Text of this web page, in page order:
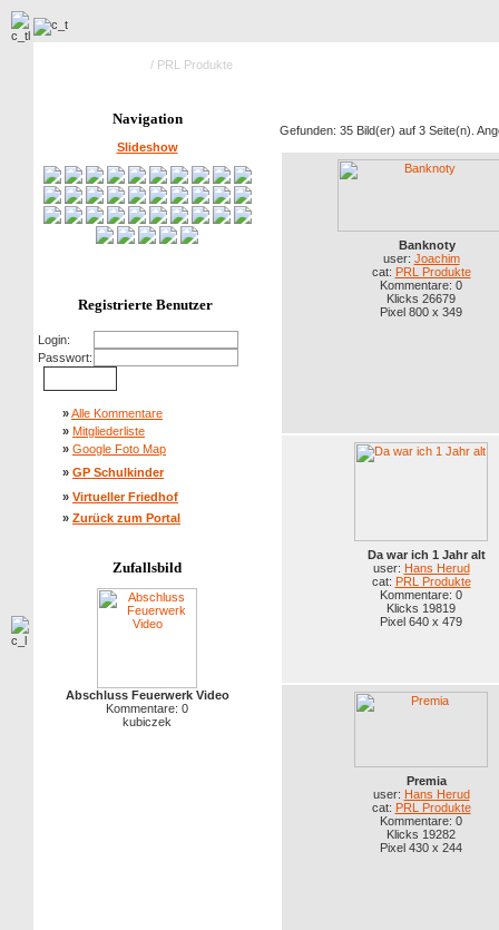
/ PRL Produkte
Navigation
Slideshow
Registrierte Benutzer
Login:
Passwort:
»Alle Kommentare
» Mitgliederliste
» Google Foto Map
» GP Schulkinder
» Virtueller Friedhof
» Zurück zum Portal
Zufallsbild
Abschluss Feuerwerk Video
Kommentare: 0
kubiczek
Gefunden: 35 Bild(er) auf 3 Seite(n).
Banknoty
user: Joachim
cat: PRL Produkte
Kommentare: 0
Klicks 26679
Pixel 800 x 349
Da war ich 1 Jahr alt
user: Hans Herud
cat: PRL Produkte
Kommentare: 0
Klicks 19819
Pixel 640 x 479
Premia
user: Hans Herud
cat: PRL Produkte
Kommentare: 0
Klicks 19282
Pixel 430 x 244